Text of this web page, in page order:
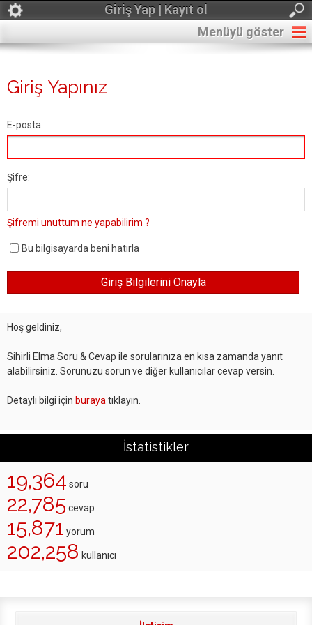
Giriş Yap | Kayıt ol
Menüyü göster
Giriş Yapınız
E-posta:
Şifre:
Şifremi unuttum ne yapabilirim ?
Bu bilgisayarda beni hatırla
Hoş geldiniz,
Sihirli Elma Soru & Cevap ile sorularınıza en kısa zamanda yanıt
alabilirsiniz. Sorunuzu sorun ve diğer kullanıcılar cevap versin.
Detaylı bilgi için buraya tıklayın.
İstatistikler
19,364 soru
22,785 cevap
15,871 yorum
202,258 kullanıcı